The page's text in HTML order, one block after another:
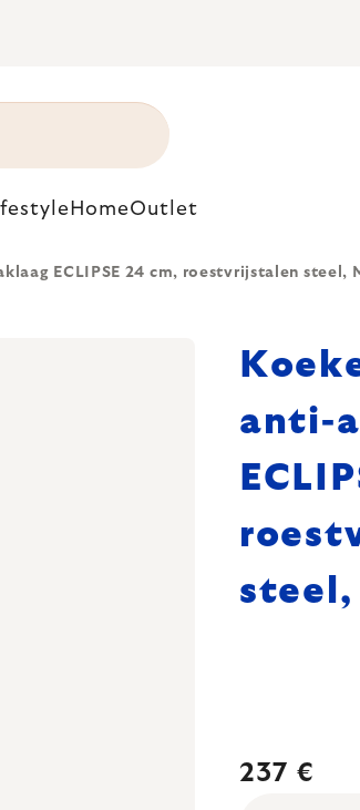
HomeOutlet
ECLIPSE 24 cm, roestvrijstalen steel,
anti-
steel,
237 €